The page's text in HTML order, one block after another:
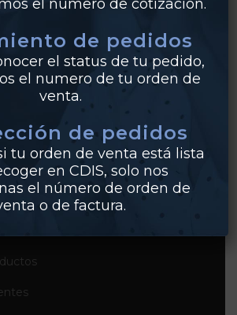
el número de cotización.
de pedidos
el status de tu pedido,
el numero de tu orden de
venta.
de pedidos
tu orden de venta está lista
en CDIS, solo nos
el número de orden de
o de factura.